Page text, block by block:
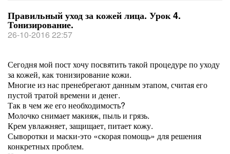
Правильный уход за кожей лица. Урок 4.
Тонизирование.
26-10-2016 22:57
Сегодня мой пост хочу посвятить такой процедуре по уходу
за кожей, как тонизирование кожи.
Многие из нас пренебрегают данным этапом, считая его
пустой тратой времени и денег.
Так в чем же его необходимость?
Молочко снимает макияж, пыль и грязь.
Крем увлажняет, защищает, питает кожу.
Сыворотки и маски-это «скорая помощь» для решения
конкретных проблем.